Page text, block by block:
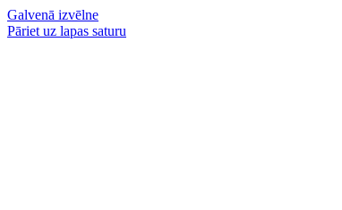
Galvenā izvēlne
Pāriet uz lapas saturu